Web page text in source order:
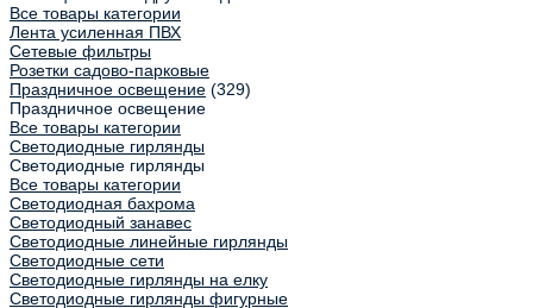
Все товары категории
Лента усиленная ПВХ
Сетевые фильтры
Розетки садово-парковые
Праздничное освещение (329)
Праздничное освещение
Все товары категории
Светодиодные гирлянды
Светодиодные гирлянды
Все товары категории
Светодиодная бахрома
Светодиодный занавес
Светодиодные линейные гирлянды
Светодиодные сети
Светодиодные гирлянды на елку
Светодиодные гирлянды фигурные